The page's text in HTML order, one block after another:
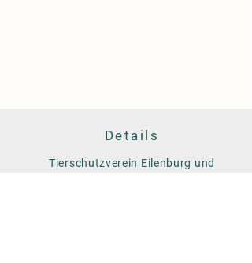
Details
Tierschutzverein Eilenburg und